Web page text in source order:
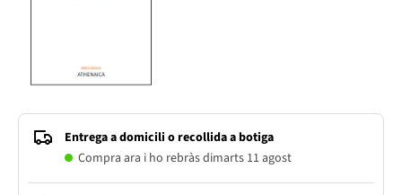
Entrega a domicili o recollida a botiga
Compra ara i ho rebràs dimarts 11 agost